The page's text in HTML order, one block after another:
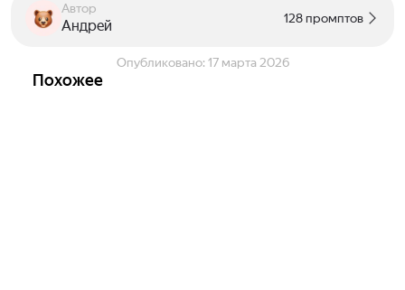
Автор
Андрей 128 промптов
Опубликовано: 17 марта 2026
Похожее